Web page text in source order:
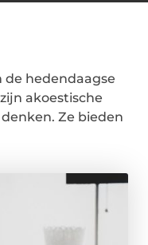
de hedendaagse
akoestische
Ze bieden